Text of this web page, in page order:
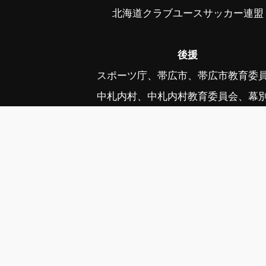
北海道クラブユースサッカー連盟
後援
スポーツ庁、帯広市、帯広市教育委
中札内村、中札内村教育委員会、幕